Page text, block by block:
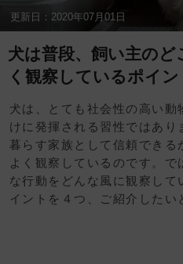
更新日： 2020年07月01日
犬は普段、飼い主のど
く観察しているポイ
犬は、とても社会性の高い動
けに発揮される習性ではあり
暮らす家族として信頼できる
よく観察しているのです。
な行動をどんな風に観察して
イントを４つ、ご紹介したい